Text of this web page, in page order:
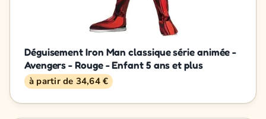
Déguisement Iron Man classique série animée -
Avengers - Rouge - Enfant 5 ans et plus
à partir de 34,64 €